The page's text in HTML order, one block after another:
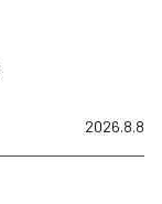
2026.8.8